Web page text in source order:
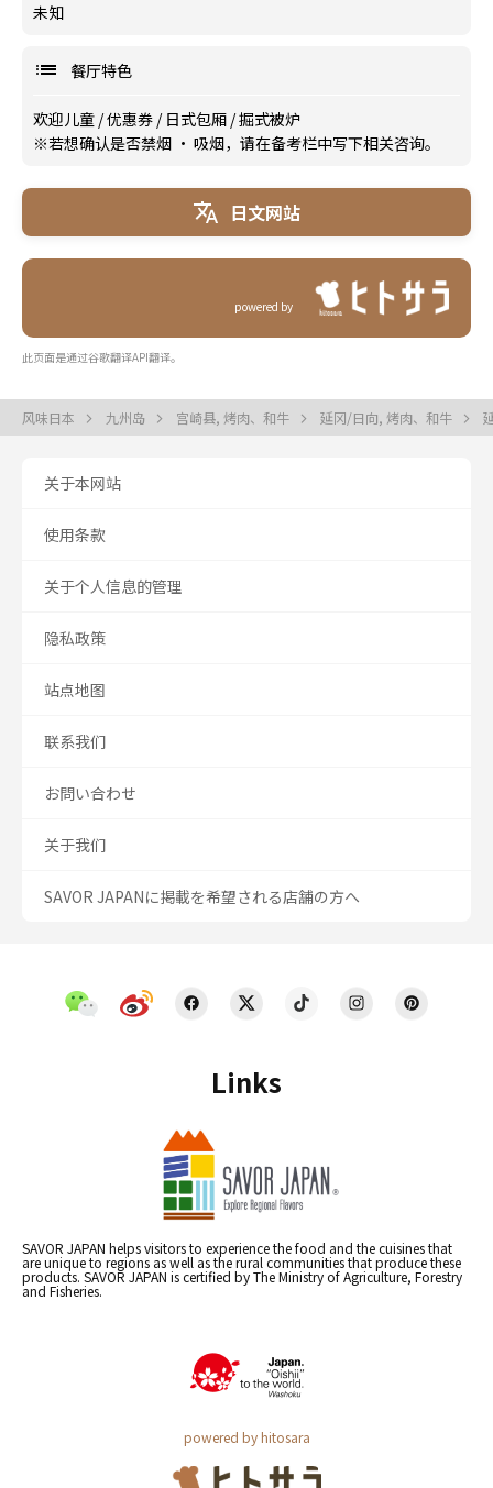
未知
餐厅特色
欢迎儿童 /优惠券 / 日式包厢 /掘式被炉
※若想确认是否禁烟 · 吸烟，请在备考栏中写下相关咨询。
日文网站
powered by
此页面是通过谷歌翻译API翻译。
风味日本 九州岛 宫崎县, 烤肉、和牛 延冈/日向, 烤肉、和牛
Links
SAVOR JAPAN helps visitors to experience the food and the cuisines that
are unique to regions as well as the rural communities that produce these
products. SAVOR JAPAN is certified by The Ministry of Agriculture, Forestry
and Fisheries.
powered by hitosara
关于本网站
使用条款
关于个人信息的管理
隐私政策
站点地图
联系我们
お問い合わせ
关于我们
SAVOR JAPANに掲載を希望される店舗の方へ